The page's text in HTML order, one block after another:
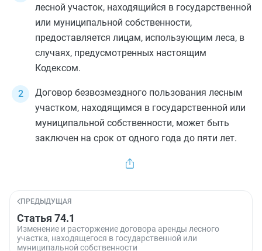
лесной участок, находящийся в государственной
или муниципальной собственности,
предоставляется лицам, использующим леса, в
случаях, предусмотренных настоящим
Кодексом.
Договор безвозмездного пользования лесным
участком, находящимся в государственной или
муниципальной собственности, может быть
заключен на срок от одного года до пяти лет.
ПРЕДЫДУЩАЯ
Статья 74.1
Изменение и расторжение договора аренды лесного
участка, находящегося в государственной или
муниципальной собственности